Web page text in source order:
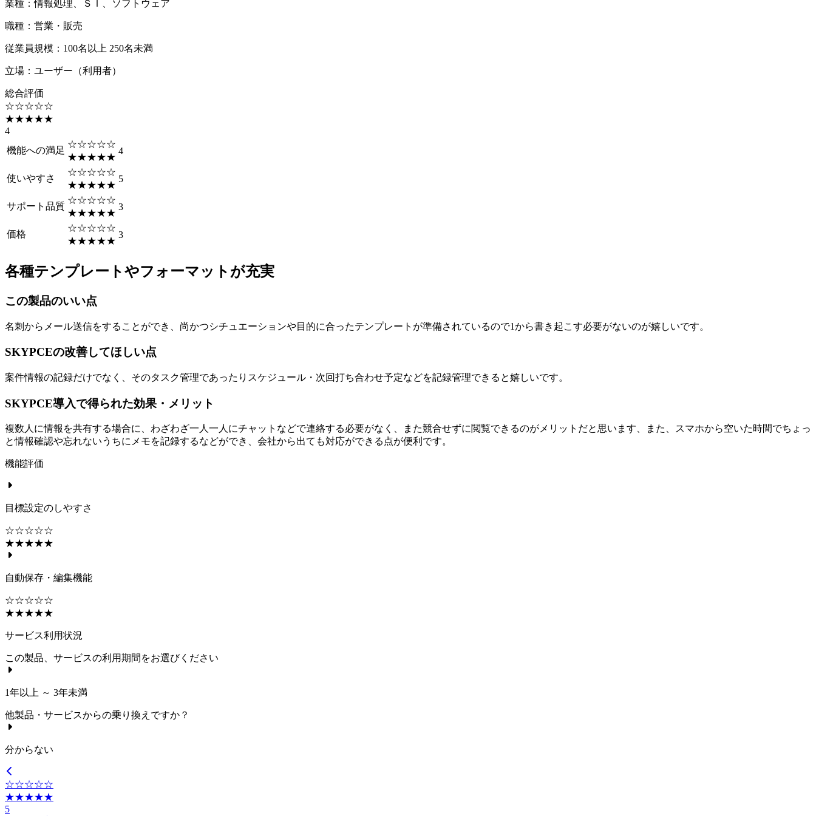
業種 ：情報処理、ＳＩ、ソフトウェア
職種 ： 営業・販売
従業員規模 ： 100名以上 250名未満
立場 ： ユーザー（利用者）
総合評価
☆☆☆☆☆
★★★★★
4
機能への満足
☆☆☆☆☆
★★★★★
4
使いやすさ
☆☆☆☆☆
★★★★★
5
サポート品質
☆☆☆☆☆
★★★★★
3
価格
☆☆☆☆☆
★★★★★
3
各種テンプレートやフォーマットが充実
この製品のいい点
名刺からメール送信をすることができ、尚かつシチュエーションや目的に合ったテンプレートが準備されているので1から書き起こす必要がないのが嬉しいです。
SKYPCEの改善してほしい点
案件情報の記録だけでなく、そのタスク管理であったりスケジュール・次回打ち合わせ予定などを記録管理できると嬉しいです。
SKYPCE導入で得られた効果・メリット
複数人に情報を共有する場合に、わざわざ一人一人にチャットなどで連絡する必要がなく、また競合せずに閲覧できるのがメリットだと思います、また、スマホから空いた時間でちょっ
と情報確認や忘れないうちにメモを記録するなどができ、会社から出ても対応ができる点が便利です。
機能評価
目標設定のしやすさ
☆☆☆☆☆
★★★★★
自動保存・編集機能
☆☆☆☆☆
★★★★★
サービス利用状況
この製品、サービスの利用期間をお選びください
1年以上 ～ 3年未満
他製品・サービスからの乗り換えですか？
分からない
☆☆☆☆☆
★★★★★
5